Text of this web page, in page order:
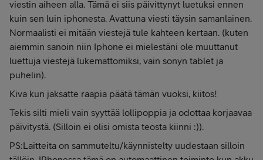
viestin aiheen alla. Tämä ei siis päivittynyt luetuksi ennen
kuin sen luin iphonesta. Avattuna viesti täysin samanlainen.
Normaalisti ei mitään viestejä tule kahteen kertaan. (kuten
aiemmin sanoin niin Iphone ei mielestäni ole muuttanut
luettuja viestejä lukemattomiksi, vain sonyn tablet ja
puhelin).
Kiva kun jaksatte raapia päätä tämän vuoksi, kiitos!
Tekis silti mieli vain syyttää lollipoppia ja odottaa korjaavaa
päivitystä. (Silloin ei olisi omista teosta kiinni :)).
PS:Laitteita on sammuteltu/käynnistelty uudestaan silloin